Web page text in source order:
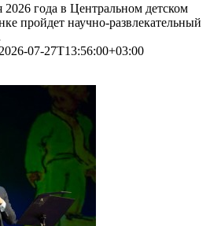
года в Центральном детском
пройдет научно-развлекательный
2026-07-27T13:56:00+03:00